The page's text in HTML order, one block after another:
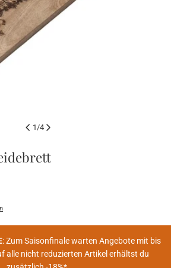
1 /4
: Zum Saisonfinale warten Angebote mit bis
alle nicht reduzierten Artikel erhältst du